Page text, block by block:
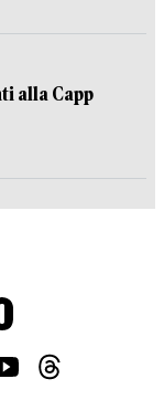
alla Capp